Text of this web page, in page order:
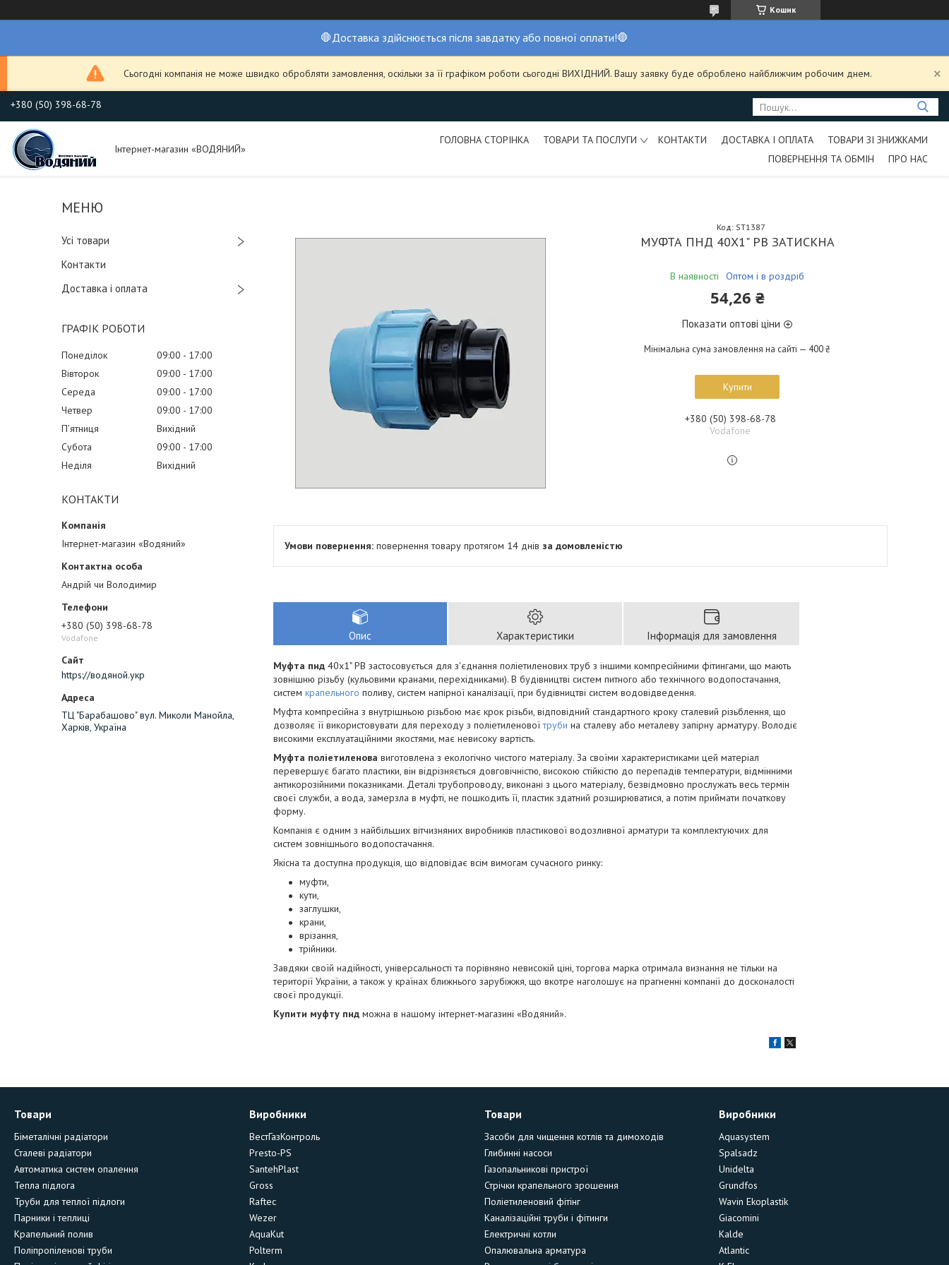
Кошик
🛑Доставка здійснюється після завдатку або повної оплати!🛑
Сьогодні компанія не може швидко обробляти замовлення, оскільки за її графіком роботи сьогодні ВИХІДНИЙ. Вашу заявку буде оброблено найближчим робочим днем.
+380 (50) 398-68-78
Інтернет-магазин «ВОДЯНИЙ»
ГОЛОВНА СТОРІНКА ТОВАРИ ТА ПОСЛУГИ КОНТАКТИ ДОСТАВКА І ОПЛАТА
ТОВАРИ ЗІ ЗНИЖКАМИ
ПОВЕРНЕННЯ ТА ОБМІН
ПРО НАС
Усі товари
Контакти
Доставка і оплата
ГРАФІК РОБОТИ
Понеділок 09:00
17:00
Вівторок
09:00
17:00
Середа
09:00
17:00
Четвер
09:00
17:00
Пʼятниця
Вихідний
Субота
09:00
17:00
Неділя
Вихідний
КОНТАКТИ
Інтернет-магазин «Водяний»
Андрій чи Володимир
+380 (50) 398-68-78
Vodafone
https://водяной.укр
ТЦ "Барабашово" вул. Миколи Манойла,
Харків, Україна
МУФТА ПНД 40Х1" РВ ЗАТИСКНА
В наявності Оптом і в роздріб
Код: ST1387
54,26 ₴
Показати оптові ціни
Мінімальна сума замовлення на сайті — 400 ₴
Купити
+380 (50) 398-68-78
Vodafone
повернення товару протягом 14 днів за домовленістю
Опис Характеристики Інформація для замовлення
Муфта пнд 40х1" РВ застосовується для з'єднання поліетиленових труб з іншими компресійними фітингами, що мають
зовнішню різьбу (кульовими кранами, перехідниками). В будівництві систем питного або технічного водопостачання,
систем крапельного поливу, систем напірної каналізації, при будівництві систем водовідведення.
Муфта компресійна з внутрішньою різьбою має крок різьби, відповідний стандартного кроку сталевий різьблення, що
дозволяє її використовувати для переходу з поліетиленовоїтруби на сталеву або металеву запірну арматуру. Володіє
високими експлуатаційними якостями, має невисоку вартість.
Муфта поліетиленова виготовлена з екологічно чистого матеріалу. За своїми характеристиками цей матеріал
перевершує багато пластики, він відрізняється довговічністю, високою стійкістю до перепадів температури, відмінними
антикорозійними показниками. Деталі трубопроводу, виконані з цього матеріалу, безвідмовно прослужать весь термін
своєї служби, а вода, замерзла в муфті, не пошкодить її, пластик здатний розширюватися, а потім приймати початкову
форму.
Компанія є одним з найбільших вітчизняних виробників пластикової водозливної арматури та комплектуючих для
систем зовнішнього водопостачання.
Якісна та доступна продукція, що відповідає всім вимогам сучасного ринку:
муфти,
кути,
заглушки,
крани,
врізання,
трійники.
Завдяки своїй надійності, універсальності та порівняно невисокій ціні, торгова марка отримала визнання не тільки на
території України, а також у країнах ближнього зарубіжжя, що вкотре наголошує на прагненні компанії до досконалості
своєї продукції.
Купити муфту пнд можна в нашому інтернет-магазині «Водяний».
Товари
Біметалічні радіатори
Сталеві радіатори
Автоматика систем опалення
Тепла підлога
Труби для теплої підлоги
Парники і теплиці
Крапельний полив
Поліпропіленові труби
Виробники
ВестГазКонтроль
Presto-PS
SantehPlast
Gross
Raftec
Wezer
AquaKut
Polterm
Товари
Засоби для чищення котлів та димоходів
Глибинні насоси
Газопальникові пристрої
Стрічки крапельного зрошення
Поліетиленовий фітінг
Каналізаційні труби і фітинги
Електричні котли
Опалювальна арматура
Виробники
Aquasystem
Spalsadz
Unidelta
Grundfos
Wavin Ekoplastik
Giacomini
Kalde
Atlantic